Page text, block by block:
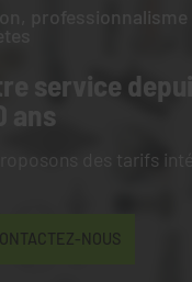
service
ans
des tarifs
NOUS